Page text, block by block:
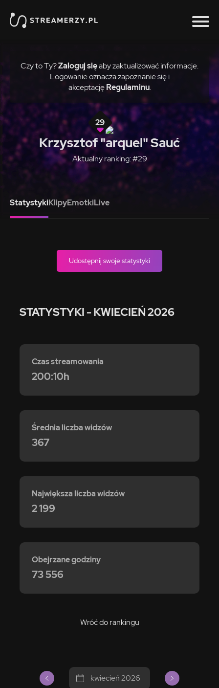
Czy to Ty?Zaloguj sięaby zaktualizować informacje.
Logowanie oznacza zapoznanie się i
akceptację Regulaminu.
29
Krzysztof "arquel" Sauć
Aktualny ranking: #29
StatystykiKlipyEmotkiLive
Udostępnij swoje statystyki
STATYSTYKI - KWIECIEŃ 2026
Wróć do rankingu
Czas streamowania
200:10h
Średnia liczba widzów
367
Największa liczba widzów
2 199
Obejrzane godziny
73 556
kwiecień 2026